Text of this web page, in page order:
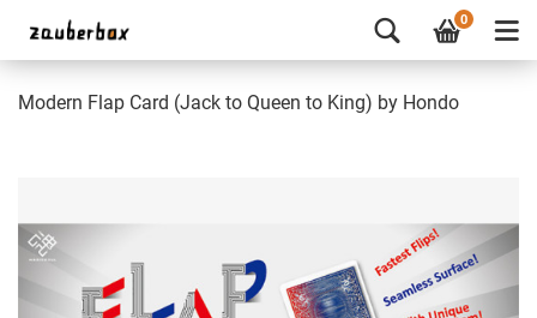
0
Modern Flap Card (Jack to Queen to King) by Hondo